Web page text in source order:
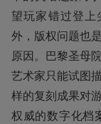
望玩家错过登上
外，版权问题也
原因。巴黎圣母
艺术家只能试图
样的复刻成果对
权威的数字化档